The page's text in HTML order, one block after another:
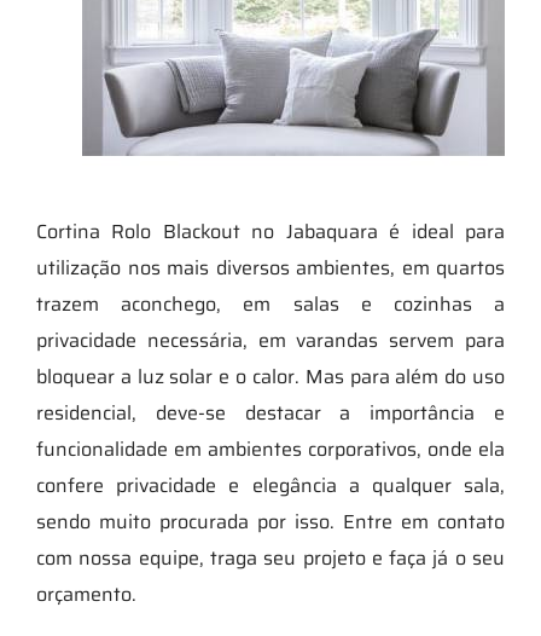
Cortina Rolo Blackout no Jabaquara é ideal para
utilização nos mais diversos ambientes, em quartos
trazem aconchego, em salas e cozinhas a
privacidade necessária, em varandas servem para
bloquear a luz solar e o calor. Mas para além do uso
residencial, deve-se destacar a importância e
funcionalidade em ambientes corporativos, onde ela
confere privacidade e elegância a qualquer sala,
sendo muito procurada por isso. Entre em contato
com nossa equipe, traga seu projeto e faça já o seu
orçamento.